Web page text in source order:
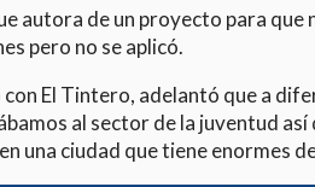
autora de un proyecto para
pero no se aplicó.
El Tintero, adelantó que a
al sector de la juventud
una ciudad que tiene enormes